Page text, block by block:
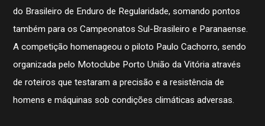
do Brasileiro de Enduro de Regularidade, somando pontos
também para os Campeonatos Sul-Brasileiro e Paranaense.
A competição homenageou o piloto Paulo Cachorro, sendo
organizada pelo Motoclube Porto União da Vitória através
de roteiros que testaram a precisão e a resistência de
homens e máquinas sob condições climáticas adversas.